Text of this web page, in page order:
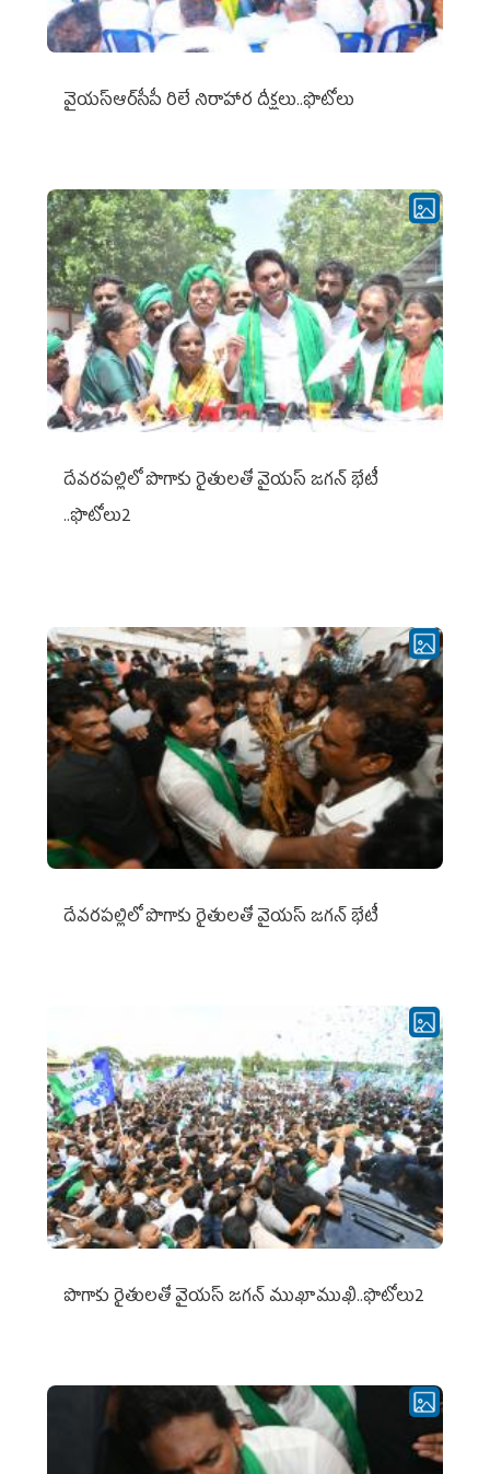
వైయ‌స్ఆర్‌సీపీ రిలే నిరాహార దీక్షలు..ఫొటోలు
దేవరపల్లిలో పొగాకు రైతులతో వైయస్ జగన్ భేటీ
..ఫొటోలు2
దేవరపల్లిలో పొగాకు రైతులతో వైయస్ జగన్ భేటీ
పొగాకు రైతుల‌తో వైయ‌స్ జ‌గ‌న్ ముఖాముఖి..ఫొటోలు2